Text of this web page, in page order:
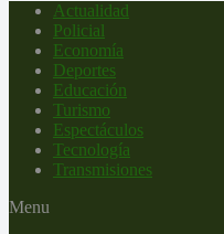
Actualidad
Policial
Economía
Deportes
Educación
Turismo
Espectáculos
Tecnología
Transmisiones
Menu